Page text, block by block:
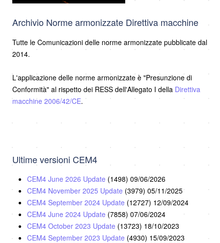
Archivio Norme armonizzate Direttiva macchine
Tutte le Comunicazioni delle norme armonizzate pubblicate dal
2014.
L'applicazione delle norme armonizzate è "Presunzione di
Conformità" al rispetto dei RESS dell'Allegato I della Direttiva
macchine 2006/42/CE.
Ultime versioni CEM4
CEM4 June 2026 Update (1498) 09/06/2026
CEM4 November 2025 Update (3979) 05/11/2025
CEM4 September 2024 Update (12727) 12/09/2024
CEM4 June 2024 Update (7858) 07/06/2024
CEM4 October 2023 Update (13723) 18/10/2023
CEM4 September 2023 Update (4930) 15/09/2023